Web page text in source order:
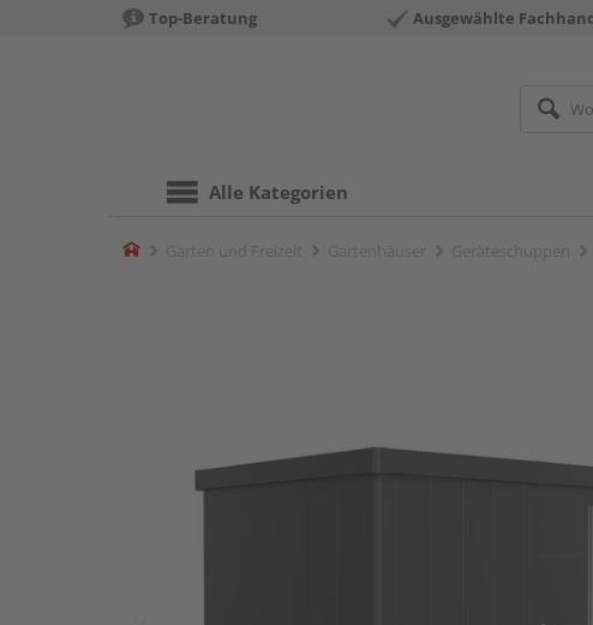
Top-Beratung Ausgewählte
Alle Kategorien
Home